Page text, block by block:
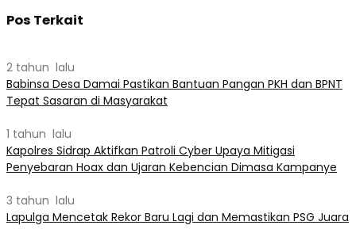
Pos Terkait
2 tahun lalu
Babinsa Desa Damai Pastikan Bantuan Pangan PKH dan BPNT
Tepat Sasaran di Masyarakat
1 tahun lalu
Kapolres Sidrap Aktifkan Patroli Cyber Upaya Mitigasi
Penyebaran Hoax dan Ujaran Kebencian Dimasa Kampanye
3 tahun lalu
Lapulga Mencetak Rekor Baru Lagi dan Memastikan PSG Juara